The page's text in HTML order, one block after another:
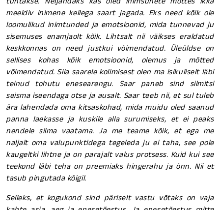
meeldiv inimene kellega saart jagada. Eks need kõik ole
loomulikud inimtunded ja emotsioonid, mida tunnevad ju
sisemuses enamjaolt kõik. Lihtsalt nii väikses eraldatud
keskkonnas on need justkui võimendatud. Üleüldse on
sellises kohas kõik emotsioonid, olemus ja mõtted
võimendatud. Siia saarele kolimisest olen ma isikuliselt läbi
teinud tohutu enesearengu. Saar paneb sind silmitsi
seisma iseendaga otse ja ausalt. Saar teeb nii, et sul tuleb
ära lahendada oma kitsaskohad, mida muidu oled saanud
panna laekasse ja kuskile alla surumiseks, et ei peaks
nendele silma vaatama. Ja me teame kõik, et ega me
naljalt oma valupunktidega tegeleda ju ei taha, see pole
kaugeltki lihtne ja on parajalt valus protsess. Kuid kui see
teekond läbi teha on preemiaks hingerahu ja õnn. Nii et
tasub pingutada kõigil.
Selleks, et kogukond sind päriselt vastu võtaks on vaja